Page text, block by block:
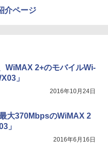
介ページ
WiMAX 2+のモバイルWi-
」
2016年10月24日
大370MbpsのWiMAX 2
」
2016年6月16日